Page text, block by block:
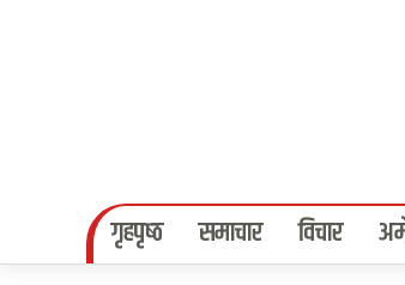
गृहपृष्‍ठ समाचार विचार